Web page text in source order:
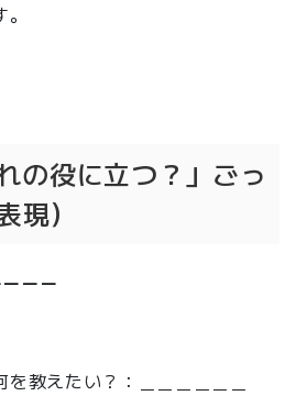
の役に立つ？」ごっ
現）
＿＿
教えたい？：＿＿＿＿＿＿